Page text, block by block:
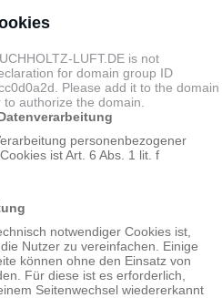
LUFT.DE is not
for domain group ID
Please add it to the domain
authorize the domain.
personenbezogener
ist Art. 6 Abs. 1 lit. f
notwendiger Cookies ist,
Nutzer zu vereinfachen. Einige
können ohne den Einsatz von
Für diese ist es erforderlich,
Seitenwechsel wiedererkannt